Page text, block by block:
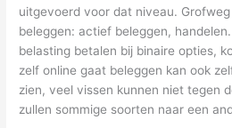
uitgevoerd voor dat niveau.
beleggen: actief beleggen,
belasting betalen bij binaire opties,
zelf online gaat beleggen kan ook
zien, veel vissen kunnen niet tegen
zullen sommige soorten naar een